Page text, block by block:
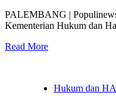
PALEMBANG |
Kementerian Hukum dan
Read More
Hukum dan